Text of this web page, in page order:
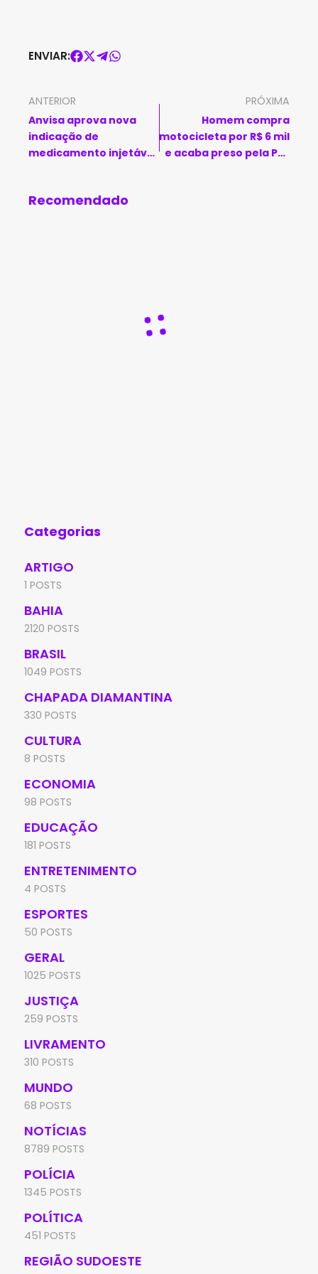
ENVIAR:
ANTERIOR
Anvisa aprova nova
indicação de
medicamento injetável
PRÓXIMA
Homem compra
motocicleta por R$ 6 mil
e acaba preso pela PRF
Recomendado
Categorias
ARTIGO
1 POSTS
BAHIA
2120 POSTS
BRASIL
1049 POSTS
CHAPADA DIAMANTINA
330 POSTS
CULTURA
8 POSTS
ECONOMIA
98 POSTS
EDUCAÇÃO
181 POSTS
ENTRETENIMENTO
4 POSTS
ESPORTES
50 POSTS
GERAL
1025 POSTS
JUSTIÇA
259 POSTS
LIVRAMENTO
310 POSTS
MUNDO
68 POSTS
NOTÍCIAS
8789 POSTS
POLÍCIA
1345 POSTS
POLÍTICA
451 POSTS
REGIÃO SUDOESTE